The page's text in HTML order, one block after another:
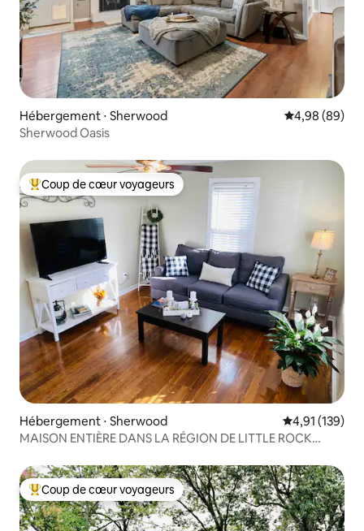
Hébergement ⋅ Sherwood Évaluation
4,98 (89)
Sherwood Oasis
Coups de cœur voyageurs les plus appréciés
Coup de cœur voyageurs
Hébergement ⋅ Sherwood Évaluation
4,91 (139)
MAISON ENTIÈRE DANS LA RÉGION DE LITTLE ROCK
Coups de cœur voyageurs les plus appréciés
Coup de cœur voyageurs